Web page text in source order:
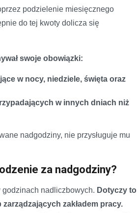
podzielenie miesięcznego
do tej kwoty dolicza się
swoje obowiązki:
w nocy, niedziele, święta oraz
w innych dniach niż
nadgodziny, nie przysługuje mu
za nadgodziny?
nadliczbowych. Dotyczy to
zakładem pracy.